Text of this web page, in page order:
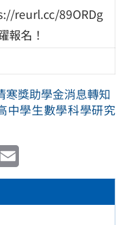
reurl.cc/89ORDg
報名！
寒獎助學金消息轉知
中學生數學科學研究